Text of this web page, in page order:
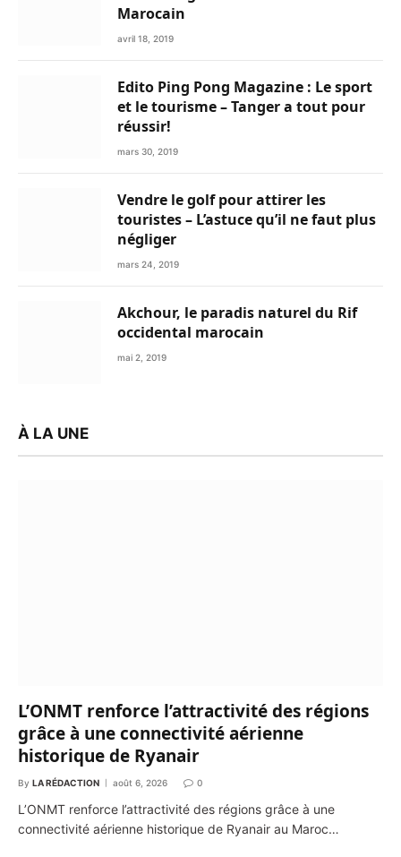
Marocain
avril 18, 2019
Edito Ping Pong Magazine : Le sport
et le tourisme – Tanger a tout pour
réussir!
mars 30, 2019
Vendre le golf pour attirer les
touristes – L’astuce qu’il ne faut plus
négliger
mars 24, 2019
Akchour, le paradis naturel du Rif
occidental marocain
mai 2, 2019
À LA UNE
L’ONMT renforce l’attractivité des régions
grâce à une connectivité aérienne
historique de Ryanair
By LA RÉDACTION août 6, 2026 0
L’ONMT renforce l’attractivité des régions grâce à une
connectivité aérienne historique de Ryanair au Maroc…